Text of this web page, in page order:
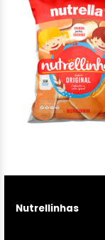
Nutrellinhas